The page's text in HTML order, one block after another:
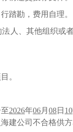
踏勘，费用自理。
人、其他组织
。
2026年06月 08日 10
建公司不合格供